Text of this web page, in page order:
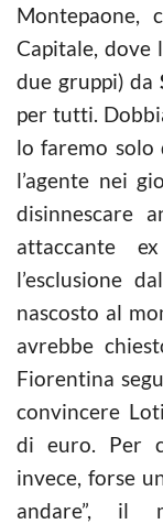
Montepaone,
Capitale, dove
due gruppi) da
per tutti.
lo faremo solo
l’agente nei
disinnescare
attaccante
l’esclusione
nascosto al
avrebbe
Fiorentina
convincere
di euro. Per
invece, forse
andare”, il